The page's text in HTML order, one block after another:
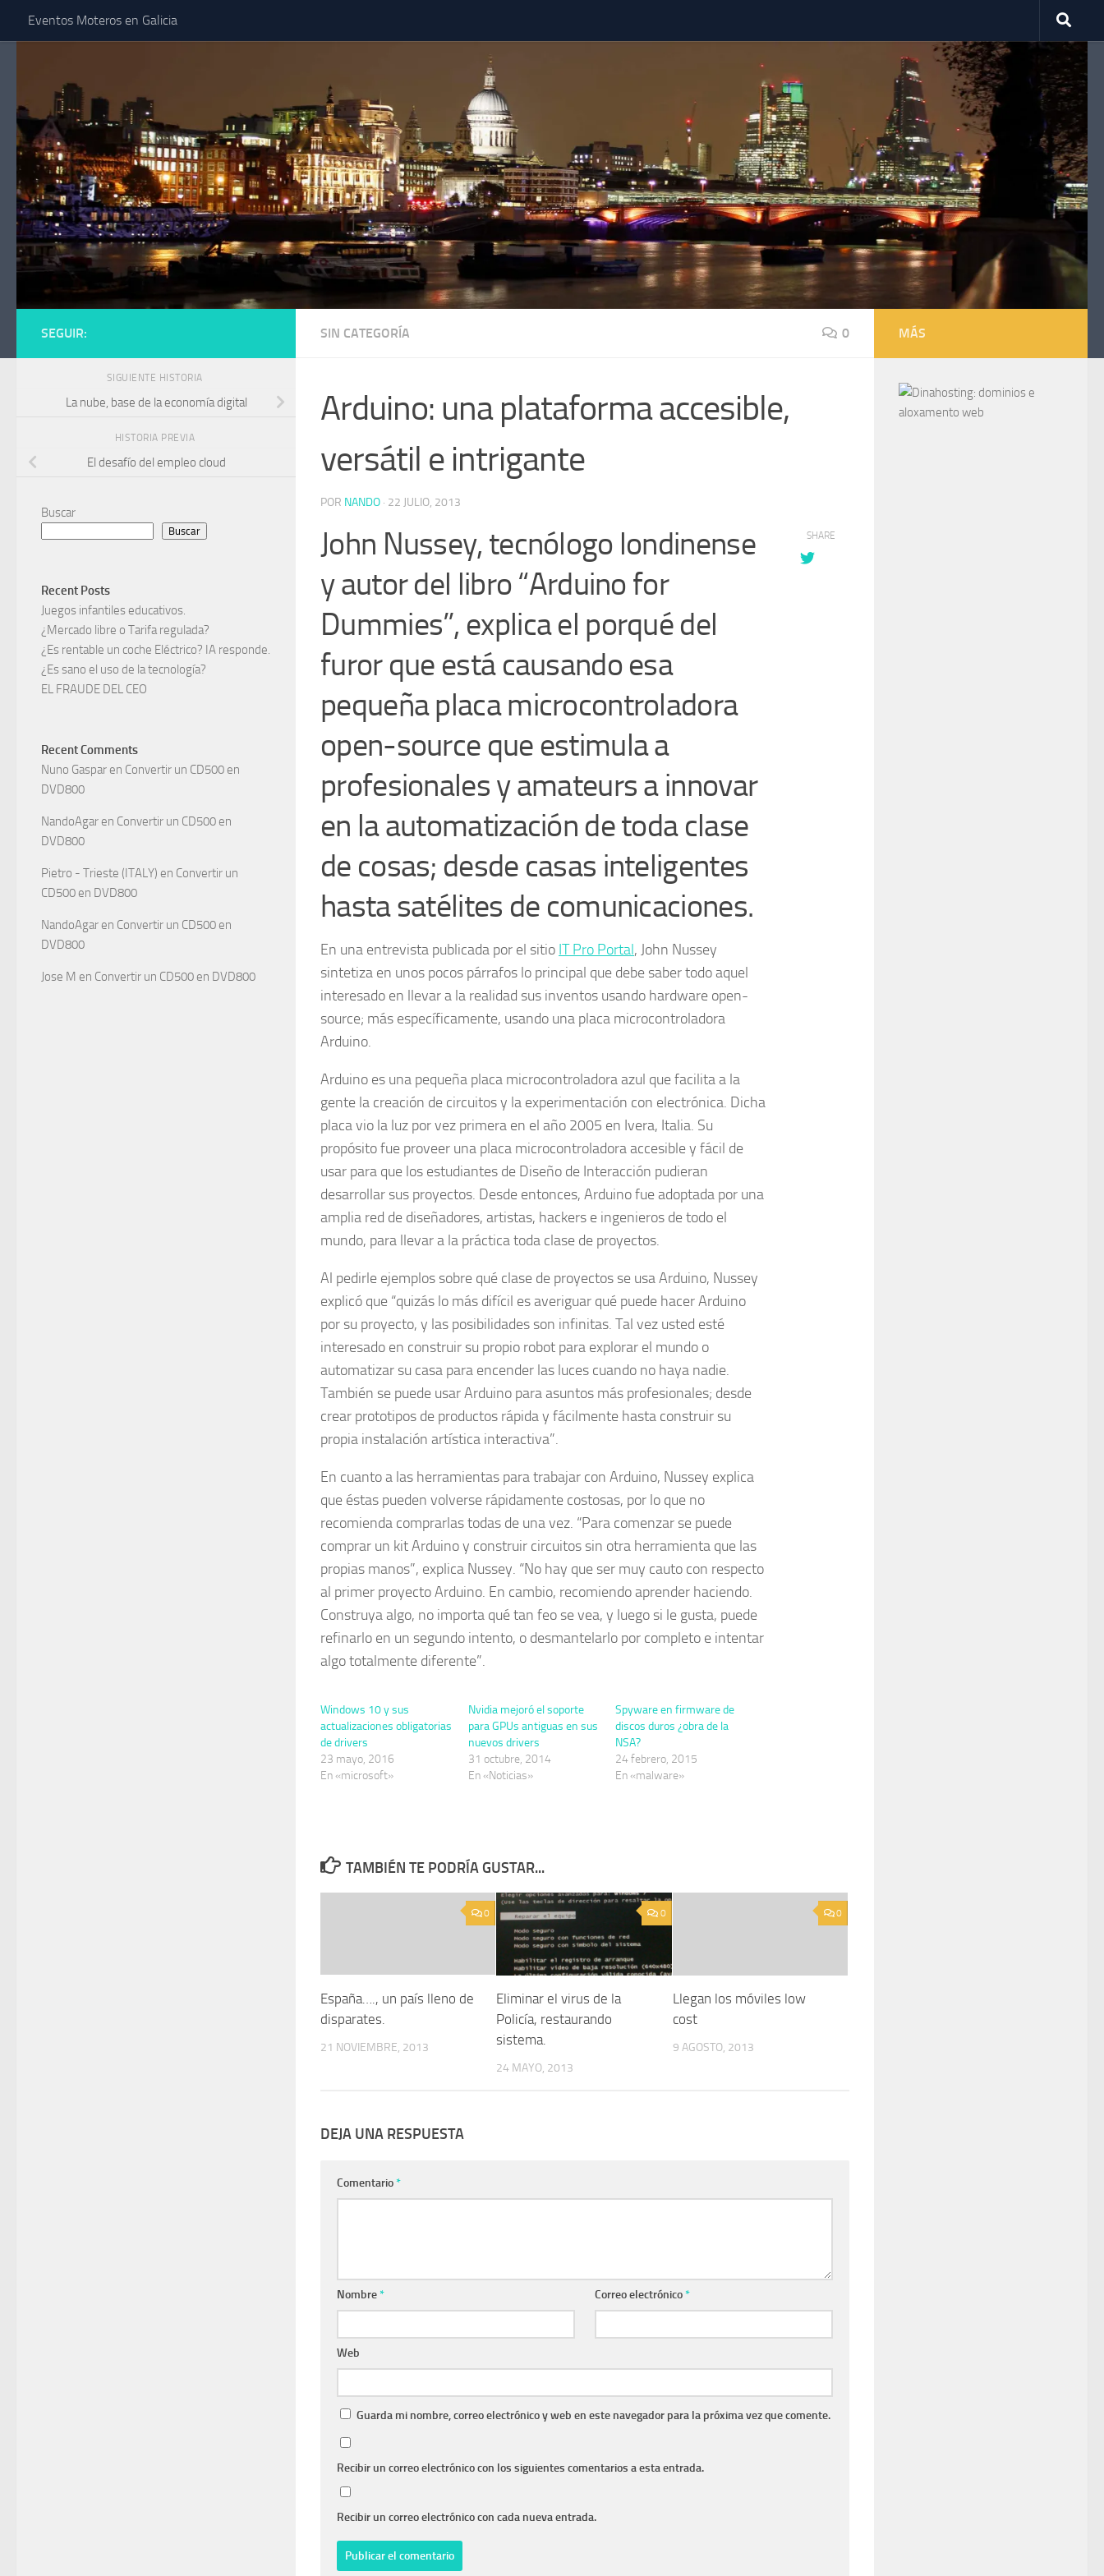
Saltar al contenido
Eventos Moteros en Galicia
SIN CATEGORÍA 0
Arduino: una plataforma accesible,
versátil e intrigante
POR NANDO · 22 JULIO, 2013
John Nussey, tecnólogo londinense
y autor del libro “Arduino for
Dummies”, explica el porqué del
furor que está causando esa
pequeña placa microcontroladora
open-source que estimula a
profesionales y amateurs a innovar
en la automatización de toda clase
de cosas; desde casas inteligentes
hasta satélites de comunicaciones.
En una entrevista publicada por el sitio IT Pro Portal, John Nussey
sintetiza en unos pocos párrafos lo principal que debe saber todo aquel
interesado en llevar a la realidad sus inventos usando hardware open-
source; más específicamente, usando una placa microcontroladora
Arduino.
Arduino es una pequeña placa microcontroladora azul que facilita a la
gente la creación de circuitos y la experimentación con electrónica. Dicha
placa vio la luz por vez primera en el año 2005 en Ivera, Italia. Su
propósito fue proveer una placa microcontroladora accesible y fácil de
usar para que los estudiantes de Diseño de Interacción pudieran
desarrollar sus proyectos. Desde entonces, Arduino fue adoptada por una
amplia red de diseñadores, artistas, hackers e ingenieros de todo el
mundo, para llevar a la práctica toda clase de proyectos.
Al pedirle ejemplos sobre qué clase de proyectos se usa Arduino, Nussey
explicó que “quizás lo más difícil es averiguar qué puede hacer Arduino
por su proyecto, y las posibilidades son infinitas. Tal vez usted esté
interesado en construir su propio robot para explorar el mundo o
automatizar su casa para encender las luces cuando no haya nadie.
También se puede usar Arduino para asuntos más profesionales; desde
crear prototipos de productos rápida y fácilmente hasta construir su
propia instalación artística interactiva”.
En cuanto a las herramientas para trabajar con Arduino, Nussey explica
que éstas pueden volverse rápidamente costosas, por lo que no
recomienda comprarlas todas de una vez. “Para comenzar se puede
comprar un kit Arduino y construir circuitos sin otra herramienta que las
propias manos”, explica Nussey. “No hay que ser muy cauto con respecto
al primer proyecto Arduino. En cambio, recomiendo aprender haciendo.
Construya algo, no importa qué tan feo se vea, y luego si le gusta, puede
refinarlo en un segundo intento, o desmantelarlo por completo e intentar
algo totalmente diferente”.
Windows 10 y sus
actualizaciones obligatorias
de drivers
23 mayo, 2016
En «microsoft»
Nvidia mejoró el soporte
para GPUs antiguas en sus
nuevos drivers
31 octubre, 2014
En «Noticias»
Spyware en firmware de
discos duros ¿obra de la
NSA?
24 febrero, 2015
En «malware»
SHARE
TAMBIÉN TE PODRÍA GUSTAR...
0
España…., un país lleno de
disparates.
21 NOVIEMBRE, 2013
0
Eliminar el virus de la
Policía, restaurando
sistema.
24 MAYO, 2013
0
Llegan los móviles low
cost
9 AGOSTO, 2013
DEJA UNA RESPUESTA
Comentario*
Nombre* Correo electrónico*
Web
Guarda mi nombre, correo electrónico y web en este navegador para la próxima vez que comente.
Recibir un correo electrónico con los siguientes comentarios a esta entrada.
Recibir un correo electrónico con cada nueva entrada.
SEGUIR:
SIGUIENTE HISTORIA
La nube, base de la economía digital
HISTORIA PREVIA
El desafío del empleo cloud
Buscar
Buscar
Recent Posts
Juegos infantiles educativos.
¿Mercado libre o Tarifa regulada?
¿Es rentable un coche Eléctrico? IA responde.
¿Es sano el uso de la tecnología?
EL FRAUDE DEL CEO
Recent Comments
Nuno Gaspar en Convertir un CD500 en
DVD800
NandoAgar en Convertir un CD500 en
DVD800
Pietro - Trieste (ITALY) en Convertir un
CD500 en DVD800
NandoAgar en Convertir un CD500 en
DVD800
Jose M en Convertir un CD500 en DVD800
MÁS